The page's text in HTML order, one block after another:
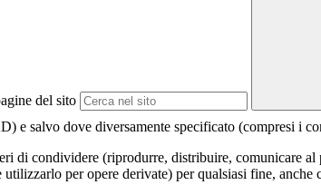
del sito
e salvo dove diversamente specificato (compresi i
di condividere (riprodurre, distribuire, comunicare al
utilizzarlo per opere derivate) per qualsiasi fine,